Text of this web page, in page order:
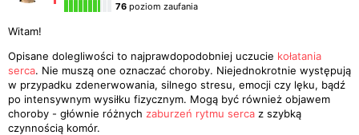
76 poziom zaufania
Witam!
Opisane dolegliwości to najprawdopodobniej uczucie kołatania
serca. Nie muszą one oznaczać choroby. Niejednokrotnie występują
w przypadku zdenerwowania, silnego stresu, emocji czy lęku, bądź
po intensywnym wysiłku fizycznym. Mogą być również objawem
choroby - głównie różnych zaburzeń rytmu serca z szybką
czynnością komór.